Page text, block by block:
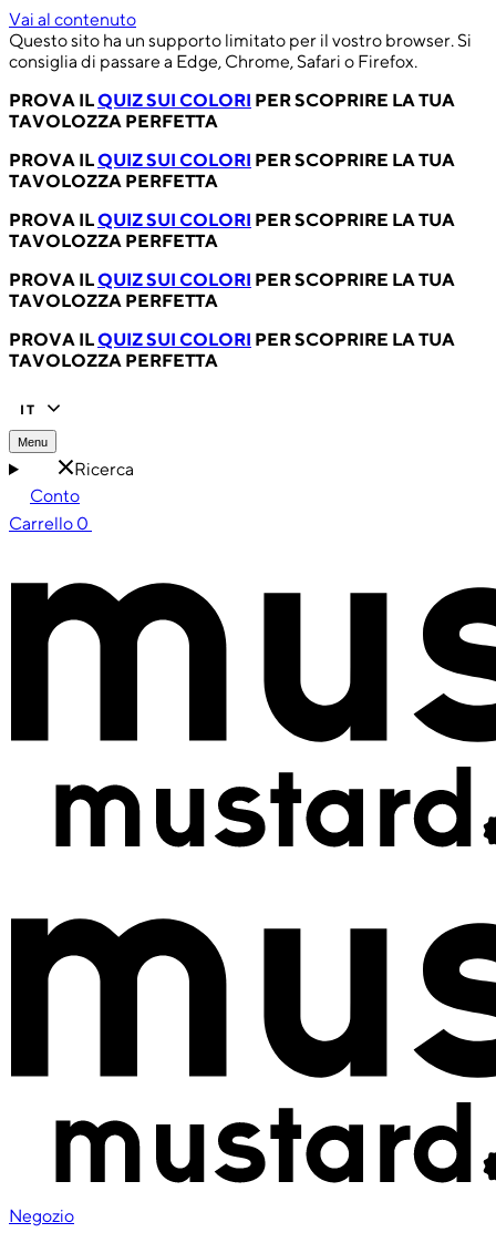
Vai al contenuto
Questo sito ha un supporto limitato per il vostro browser. Si
consiglia di passare a Edge, Chrome, Safari o Firefox.
PROVA ILQUIZ SUI COLORI PER SCOPRIRE LA TUA
TAVOLOZZA PERFETTA
PROVA ILQUIZ SUI COLORI PER SCOPRIRE LA TUA
TAVOLOZZA PERFETTA
PROVA ILQUIZ SUI COLORI PER SCOPRIRE LA TUA
TAVOLOZZA PERFETTA
PROVA ILQUIZ SUI COLORI PER SCOPRIRE LA TUA
TAVOLOZZA PERFETTA
PROVA ILQUIZ SUI COLORI PER SCOPRIRE LA TUA
TAVOLOZZA PERFETTA
IT
Menu
Ricerca
Conto
Carrello 0
Negozio